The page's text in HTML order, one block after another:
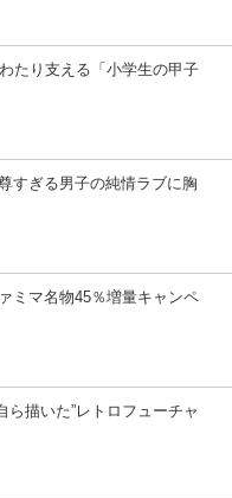
たり支える「小学生の甲子
すぎる男子の純情ラブに胸
ミマ名物45％増量キャンペ
描いた”レトロフューチャ